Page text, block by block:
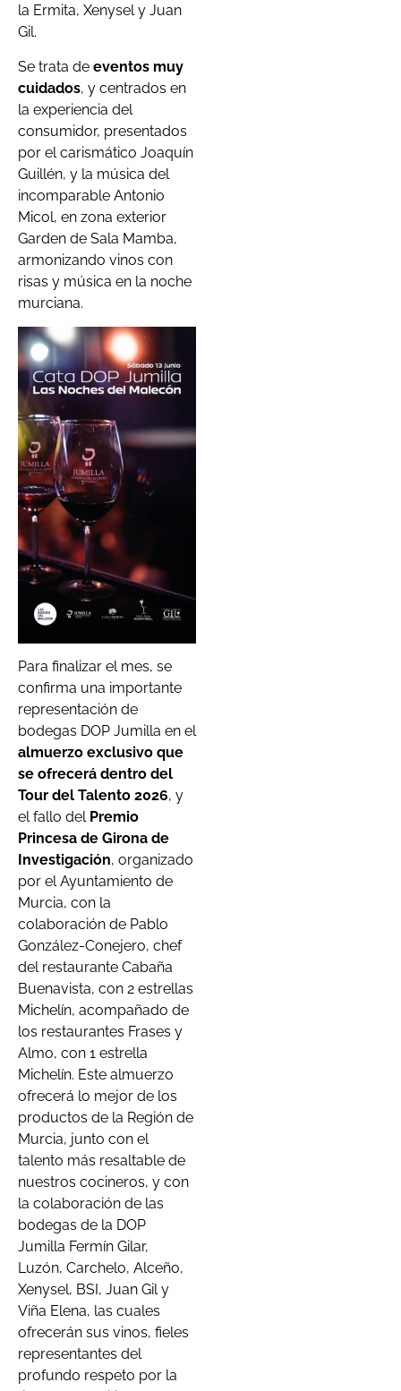
la Ermita, Xenysel y Juan
Gil.
Se trata de eventos muy
cuidados, y centrados en
la experiencia del
consumidor, presentados
por el carismático Joaquín
Guillén, y la música del
incomparable Antonio
Micol, en zona exterior
Garden de Sala Mamba,
armonizando vinos con
risas y música en la noche
murciana.
Para finalizar el mes, se
confirma una importante
representación de
bodegas DOP Jumilla en el
almuerzo exclusivo que
se ofrecerá dentro del
Tour del Talento 2026, y
el fallo del Premio
Princesa de Girona de
Investigación, organizado
por el Ayuntamiento de
Murcia, con la
colaboración de Pablo
González-Conejero, chef
del restaurante Cabaña
Buenavista, con 2 estrellas
Michelín, acompañado de
los restaurantes Frases y
Almo, con 1 estrella
Michelín. Este almuerzo
ofrecerá lo mejor de los
productos de la Región de
Murcia, junto con el
talento más resaltable de
nuestros cocineros, y con
la colaboración de las
bodegas de la DOP
Jumilla Fermín Gilar,
Luzón, Carchelo, Alceño,
Xenysel, BSI, Juan Gil y
Viña Elena, las cuales
ofrecerán sus vinos, fieles
representantes del
profundo respeto por la